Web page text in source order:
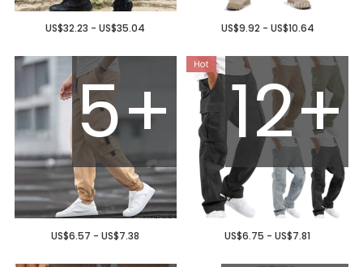
US$32.23 - US$35.04 US$9.92 - US$10.64
5+
US$6.57 - US$7.38
12+
US$6.75 - US$7.81